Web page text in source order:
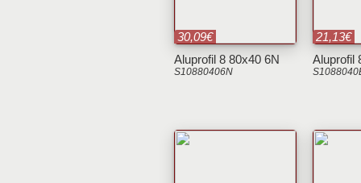
Aluprofil 8 80x40 6N
S10880406N
30,09€
Aluprofil
21,13€